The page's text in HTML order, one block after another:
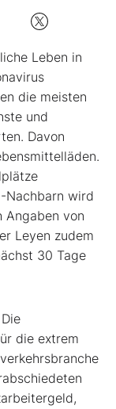
Leben in
die meisten
und
Davon
Nachbarn wird
Angaben von
Leyen zudem
30 Tage
die extrem